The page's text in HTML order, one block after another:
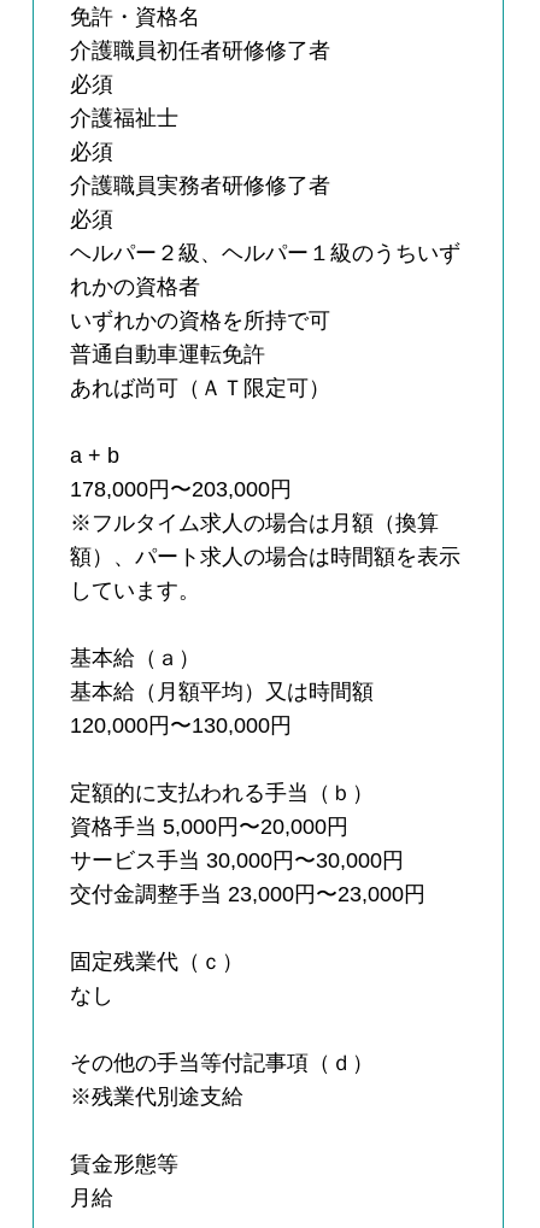
免許・資格名
介護職員初任者研修修了者
必須
介護福祉士
必須
介護職員実務者研修修了者
必須
ヘルパー２級、ヘルパー１級のうちいず
れかの資格者
いずれかの資格を所持で可
普通自動車運転免許
あれば尚可（ＡＴ限定可）
a + b
178,000円〜203,000円
※フルタイム求人の場合は月額（換算
額）、パート求人の場合は時間額を表示
しています。
基本給（ａ）
基本給（月額平均）又は時間額
120,000円〜130,000円
定額的に支払われる手当（ｂ）
資格手当 5,000円〜20,000円
サービス手当 30,000円〜30,000円
交付金調整手当 23,000円〜23,000円
固定残業代（ｃ）
なし
その他の手当等付記事項（ｄ）
※残業代別途支給
賃金形態等
月給